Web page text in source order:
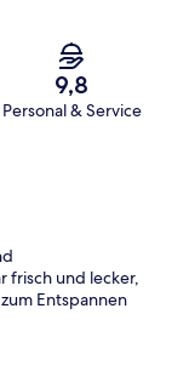
9,8
Personal & Service
frisch und lecker,
Entspannen